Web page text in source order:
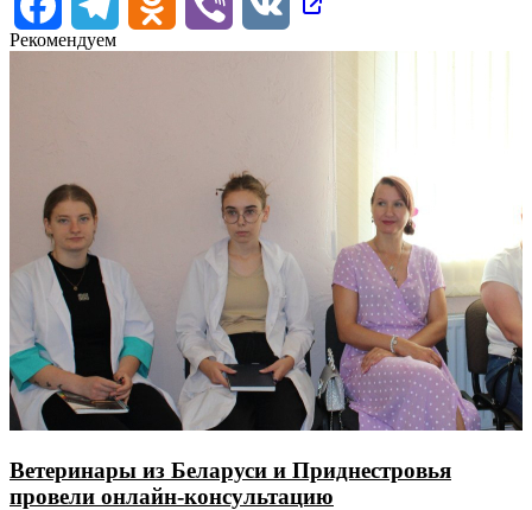
Рекомендуем
Ветеринары из Беларуси и Приднестровья
провели онлайн-консультацию